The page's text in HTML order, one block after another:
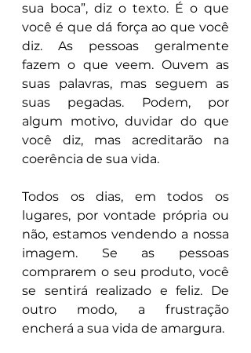
sua boca”, diz o texto. É o que
você é que dá força ao que você
diz. As pessoas geralmente
fazem o que veem. Ouvem as
suas palavras, mas seguem as
suas pegadas. Podem, por
algum motivo, duvidar do que
você diz, mas acreditarão na
coerência de sua vida.
Todos os dias, em todos os
lugares, por vontade própria ou
não, estamos vendendo a nossa
imagem. Se as pessoas
comprarem o seu produto, você
se sentirá realizado e feliz. De
outro modo, a frustração
encherá a sua vida de amargura.